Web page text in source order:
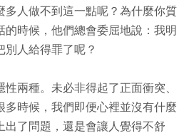
多人做不到這一點呢？為什麼你質
的時候，他們總會委屈地說：我明
人給得罪了呢？
兩種。未必非得起了正面衝突、
多時候，我們即便心裡並沒有什麼
出了問題，還是會讓人覺得不舒